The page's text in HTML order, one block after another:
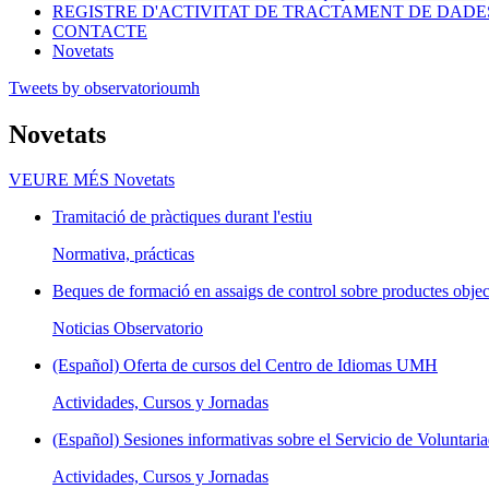
REGISTRE D'ACTIVITAT DE TRACTAMENT DE
CONTACTE
Novetats
Tweets by observatorioumh
Novetats
VEURE MÉS Novetats
Tramitació de pràctiques durant l'estiu
Normativa, prácticas
Beques de formació en assaigs de control sobre productes
Noticias Observatorio
(Español) Oferta de cursos del Centro de Idiomas UMH
Actividades, Cursos y Jornadas
(Español) Sesiones informativas sobre el Servicio de
Actividades, Cursos y Jornadas